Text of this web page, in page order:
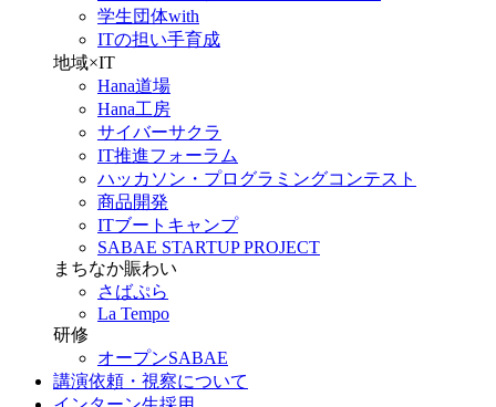
学生団体with
ITの担い手育成
地域×IT
Hana道場
Hana工房
サイバーサクラ
IT推進フォーラム
ハッカソン・プログラミングコンテスト
商品開発
ITブートキャンプ
SABAE STARTUP PROJECT
まちなか賑わい
さばぷら
La Tempo
研修
オープンSABAE
講演依頼・視察について